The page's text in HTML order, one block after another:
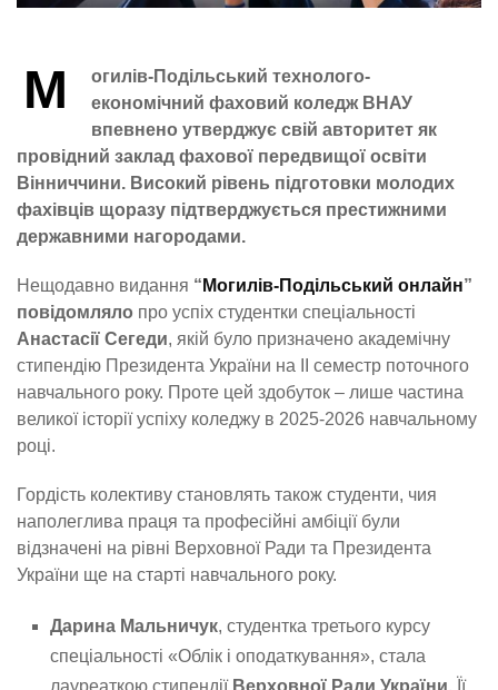
М
огилів-Подільський технолого-
економічний фаховий коледж ВНАУ
впевнено утверджує свій авторитет як
провідний заклад фахової передвищої освіти
Вінниччини. Високий рівень підготовки молодих
фахівців щоразу підтверджується престижними
державними нагородами.
Нещодавно видання “ Могилів-Подільський онлайн”
повідомляло про успіх студентки спеціальності
Анастасії Сегеди, якій було призначено академічну
стипендію Президента України на ІІ семестр поточного
навчального року. Проте цей здобуток – лише частина
великої історії успіху коледжу в 2025-2026 навчальному
році.
Гордість колективу становлять також студенти, чия
наполеглива праця та професійні амбіції були
відзначені на рівні Верховної Ради та Президента
України ще на старті навчального року.
Дарина Мальничук, студентка третього курсу
спеціальності «Облік і оподаткування», стала
лауреаткою стипендії Верховної Ради України. Її